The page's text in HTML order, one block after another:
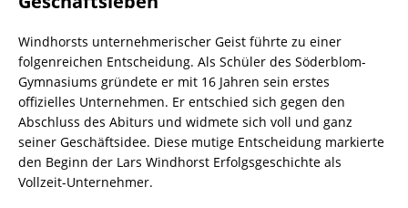
Windhorsts unternehmerischer Geist führte zu einer
folgenreichen Entscheidung. Als Schüler des Söderblom-
Gymnasiums gründete er mit 16 Jahren sein erstes
offizielles Unternehmen. Er entschied sich gegen den
Abschluss des Abiturs und widmete sich voll und ganz
seiner Geschäftsidee. Diese mutige Entscheidung markierte
den Beginn der Lars Windhorst Erfolgsgeschichte als
Vollzeit-Unternehmer.